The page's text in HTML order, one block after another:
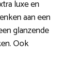
luxe en
aan een
glanzende
Ook